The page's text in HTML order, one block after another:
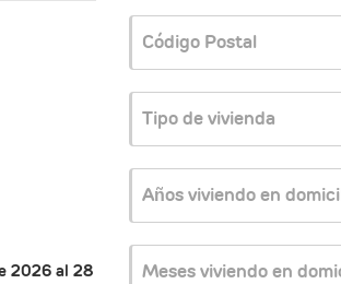
2026 al 28
Código Postal
Tipo de vivienda
Años viviendo en
Meses viviendo en